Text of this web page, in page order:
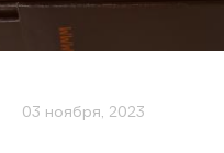
03 ноября, 2023